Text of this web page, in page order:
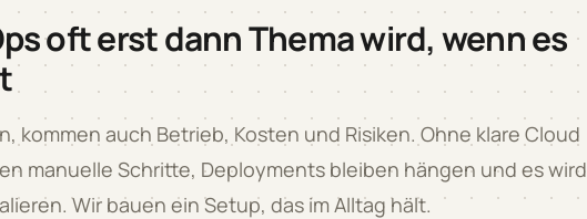
oft erst dann Thema wird, wenn es
kommen auch Betrieb, Kosten und Risiken. Ohne klare Cloud
manuelle Schritte, Deployments bleiben hängen und es wird
Wir bauen ein Setup, das im Alltag hält.